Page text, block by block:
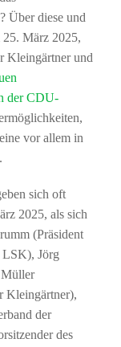
Über diese und
25. März 2025,
Kleingärtner und
der CDU-
vor allem in
sich oft
2025, als sich
(Präsident
LSK), Jörg
Müller
Kleingärtner),
der
des